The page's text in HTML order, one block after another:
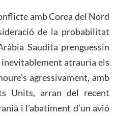
amb Corea del Nord
de la probabilitat
Saudita prenguessin
inevitablement atrauria els
agressivament, amb
Units, arran del recent
i l’abatiment d’un avió